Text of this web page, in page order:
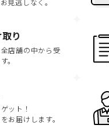
り
店舗の中から受
。
ット！
お届けします。